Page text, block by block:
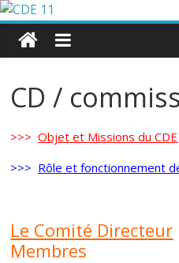
CD /
>>>Objet et Missions du CDE
>>> Rôle et fonctionnement
Le Comité Directeur
Membres